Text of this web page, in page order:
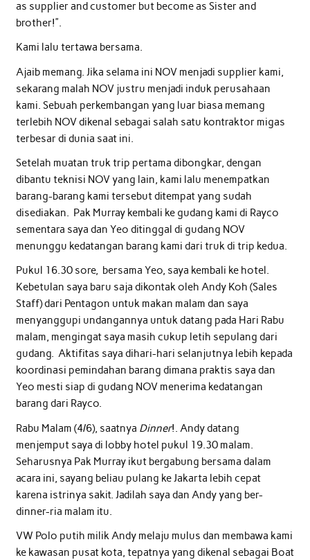
as supplier and customer but become as Sister and
brother!”.
Kami lalu tertawa bersama.
Ajaib memang. Jika selama ini NOV menjadi supplier kami,
sekarang malah NOV justru menjadi induk perusahaan
kami. Sebuah perkembangan yang luar biasa memang
terlebih NOV dikenal sebagai salah satu kontraktor migas
terbesar di dunia saat ini.
Setelah muatan truk trip pertama dibongkar, dengan
dibantu teknisi NOV yang lain, kami lalu menempatkan
barang-barang kami tersebut ditempat yang sudah
disediakan. Pak Murray kembali ke gudang kami di Rayco
sementara saya dan Yeo ditinggal di gudang NOV
menunggu kedatangan barang kami dari truk di trip kedua.
Pukul 16.30 sore, bersama Yeo, saya kembali ke hotel.
Kebetulan saya baru saja dikontak oleh Andy Koh (Sales
Staff) dari Pentagon untuk makan malam dan saya
menyanggupi undangannya untuk datang pada Hari Rabu
malam, mengingat saya masih cukup letih sepulang dari
gudang. Aktifitas saya dihari-hari selanjutnya lebih kepada
koordinasi pemindahan barang dimana praktis saya dan
Yeo mesti siap di gudang NOV menerima kedatangan
barang dari Rayco.
Rabu Malam (4/6), saatnya Dinner!. Andy datang
menjemput saya di lobby hotel pukul 19.30 malam.
Seharusnya Pak Murray ikut bergabung bersama dalam
acara ini, sayang beliau pulang ke Jakarta lebih cepat
karena istrinya sakit. Jadilah saya dan Andy yang ber-
dinner-ria malam itu.
VW Polo putih milik Andy melaju mulus dan membawa kami
ke kawasan pusat kota, tepatnya yang dikenal sebagai Boat